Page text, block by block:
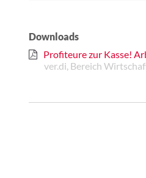
Downloads
Profiteure zur Kasse!
ver.di, Bereich